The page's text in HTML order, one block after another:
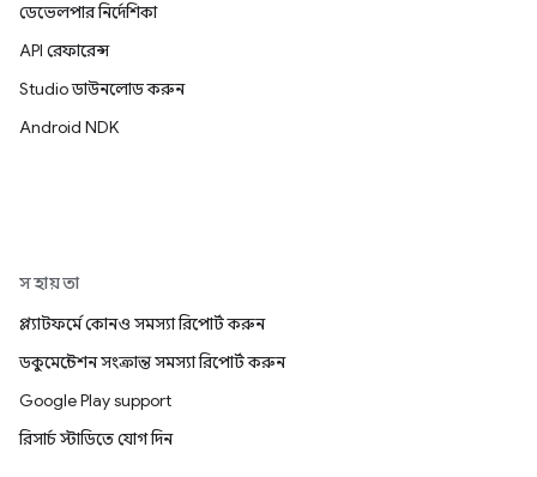
ডেভেলপার নির্দেশিকা
API রেফারেন্স
Studio ডাউনলোড করুন
Android NDK
সহায়তা
প্ল্যাটফর্মে কোনও সমস্যা রিপোর্ট করুন
ডকুমেন্টেশন সংক্রান্ত সমস্যা রিপোর্ট করুন
Google Play support
রিসার্চ স্টাডিতে যোগ দিন